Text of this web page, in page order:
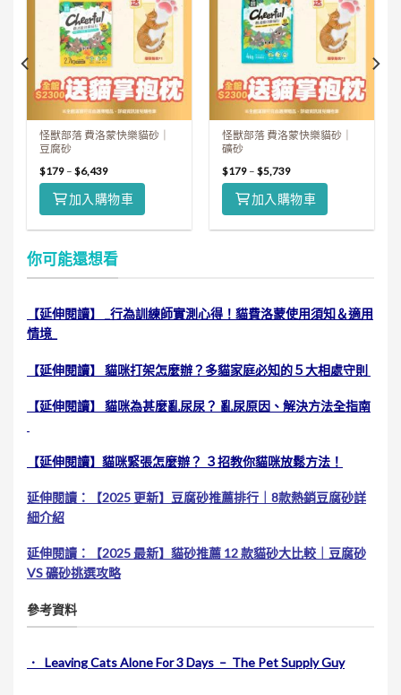
怪獸部落 費洛蒙快樂貓砂｜
豆腐砂
$179 –$6,439
加入購物車
怪獸部落 費洛蒙快樂貓砂｜
礦砂
$179 –$5,739
加入購物車
你可能還想看
【延伸閱讀】 _行為訓練師實測心得！貓費洛蒙使用須知＆適用
情境_
【延伸閱讀】 貓咪打架怎麼辦？多貓家庭必知的５大相處守則
【延伸閱讀】 貓咪為甚麼亂尿尿？ 亂尿原因、解決方法全指南
【延伸閱讀】貓咪緊張怎麼辦？ ３招教你貓咪放鬆方法！
延伸閱讀：【2025 更新】豆腐砂推薦排行｜8款熱銷豆腐砂詳
細介紹
延伸閱讀：【2025 最新】貓砂推薦 12 款貓砂大比較｜豆腐砂
VS 礦砂挑選攻略
參考資料
． Leaving Cats Alone For 3 Days – The Pet Supply Guy